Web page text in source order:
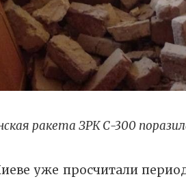
ракета ЗРК С-300
уже просчитали